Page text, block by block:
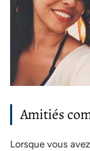
Amitiés
Lorsque vous